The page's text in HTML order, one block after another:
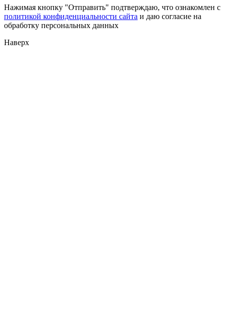
Нажимая кнопку "Отправить" подтверждаю, что ознакомлен с
политикой конфиденциальности сайта и даю согласие на
обработку персональных данных
Наверх